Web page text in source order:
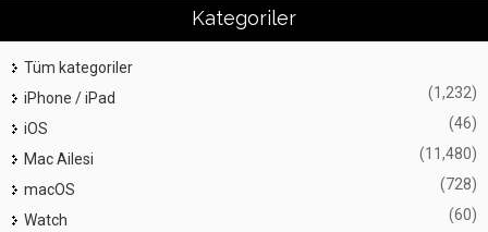
Kategoriler
Tüm kategoriler
iPhone / iPad
(1,232)
iOS (46)
Mac Ailesi (11,480)
macOS (728)
Watch (60)